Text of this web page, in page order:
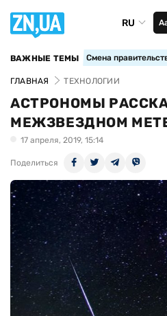
RU
ВАЖНЫЕ ТЕМЫ Смена
ГЛАВНАЯ ТЕХНОЛОГИИ
АСТРОНОМЫ
МЕЖЗВЕЗДНОМ
17 апреля, 2019, 15:14
Поделиться